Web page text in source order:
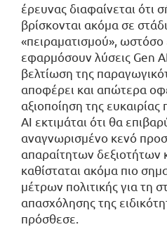
έρευνας διαφαίνεται ότι
βρίσκονται ακόμα σε
«πειραματισμού»,
εφαρμόσουν λύσεις Gen
βελτίωση της
αποφέρει και απώτερα
αξιοποίηση της
AI εκτιμάται ότι θα
αναγνωρισμένο κενό
απαραίτητων δεξιοτήτων
καθίσταται ακόμα πιο
μέτρων πολιτικής για τη
απασχόλησης της
πρόσθεσε.